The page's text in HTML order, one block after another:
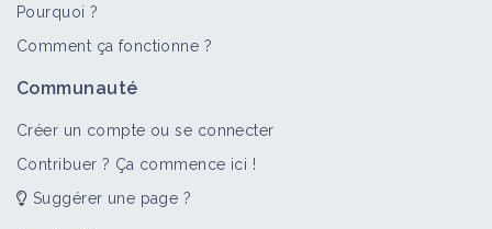
Pourquoi ?
Comment ça fonctionne ?
Communauté
Créer un compte ou se connecter
Contribuer ? Ça commence ici !
Suggérer une page ?